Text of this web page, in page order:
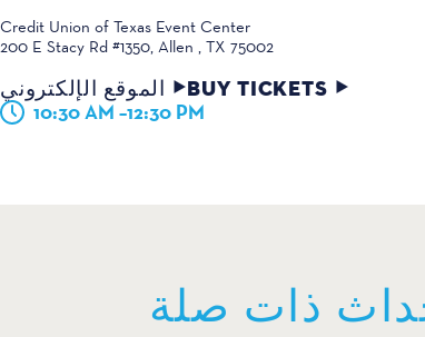
Credit Union of Texas Event Center
200 E Stacy Rd #1350 Allen , TX 75002
الموقع الإلكتروني BUY TICKETS
10:30 AM –12:30 PM
ذات صلة